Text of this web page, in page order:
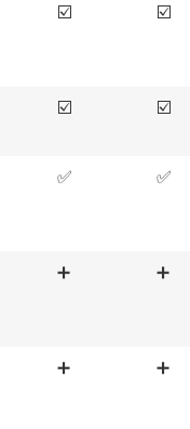
☑️ ☑️
☑️ ☑️
✅ ✅
➕ ➕
➕ ➕